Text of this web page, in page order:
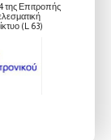
Επιτροπής
(L 63)